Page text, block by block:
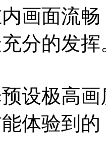
画面流
分的发挥
预设极高
体验到